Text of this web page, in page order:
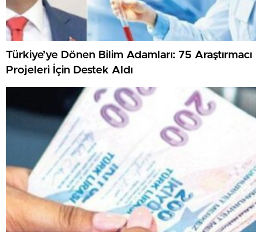
Türkiye’ye Dönen Bilim Adamları: 75 Araştırmacı
Projeleri İçin Destek Aldı